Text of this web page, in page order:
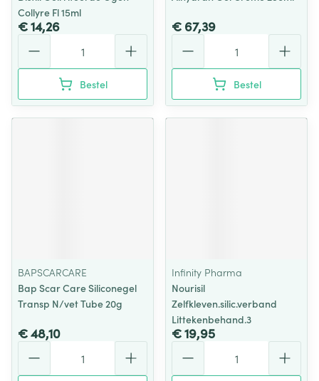
Collyre Fl 15ml
€ 14,26
Bestel
€ 67,39
Bestel
BAPSCARCARE
Bap Scar Care Siliconegel
Transp N/vet Tube 20g
€ 48,10
Infinity Pharma
Nourisil
Zelfkleven.silic.verband
Littekenbehand.3
€ 19,95